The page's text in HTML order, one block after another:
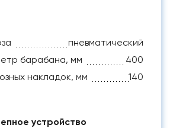
пневматический
барабана, мм
400
накладок, мм
140
устройство